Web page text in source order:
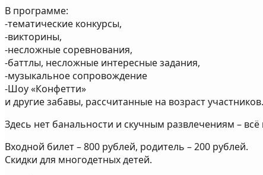
В программе:
-тематические конкурсы,
-викторины,
-несложные соревнования,
-баттлы, несложные интересные задания,
-музыкальное сопровождение
-Шоу «Конфетти»
и другие забавы, рассчитанные на возраст участников.
Здесь нет банальности и скучным развлечениям –
Входной билет – 800 рублей, родитель – 200 рублей.
Скидки для многодетных детей.